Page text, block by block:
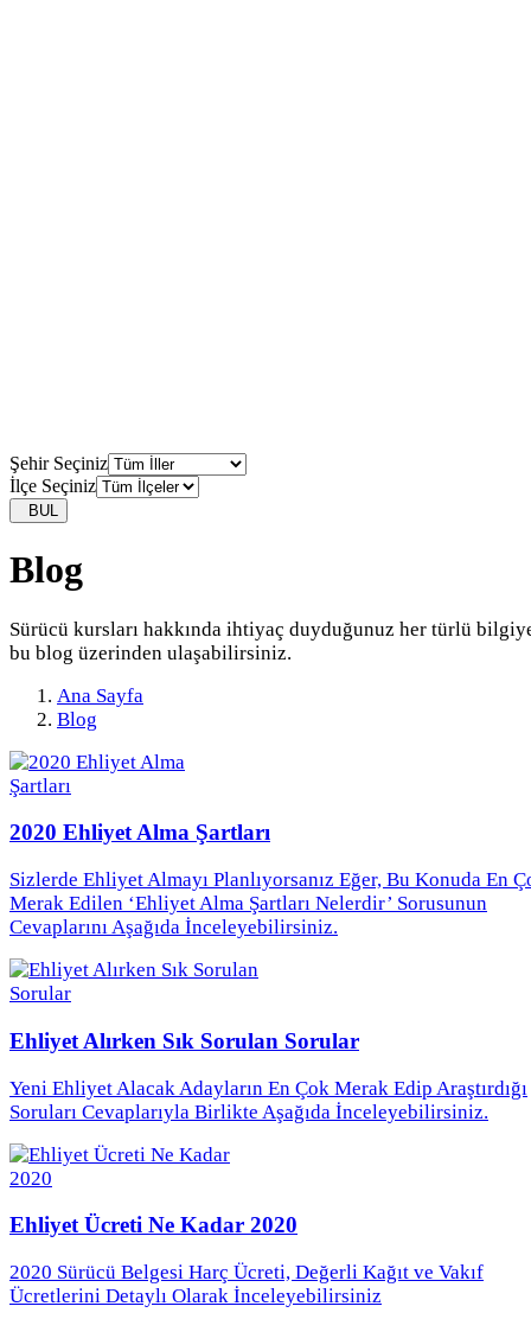
Şehir Seçiniz
İlçe Seçiniz
BUL
Blog
Sürücü kursları hakkında ihtiyaç duyduğunuz her türlü
bu blog üzerinden ulaşabilirsiniz.
Ana Sayfa
Blog
2020 Ehliyet Alma Şartları
Sizlerde Ehliyet Almayı Planlıyorsanız Eğer, Bu Konuda En
Merak Edilen ‘Ehliyet Alma Şartları Nelerdir’ Sorusunun
Cevaplarını Aşağıda İnceleyebilirsiniz.
Ehliyet Alırken Sık Sorulan Sorular
Yeni Ehliyet Alacak Adayların En Çok Merak Edip Araştırdığı
Soruları Cevaplarıyla Birlikte Aşağıda İnceleyebilirsiniz.
Ehliyet Ücreti Ne Kadar 2020
2020 Sürücü Belgesi Harç Ücreti, Değerli Kağıt ve Vakıf
Ücretlerini Detaylı Olarak İnceleyebilirsiniz